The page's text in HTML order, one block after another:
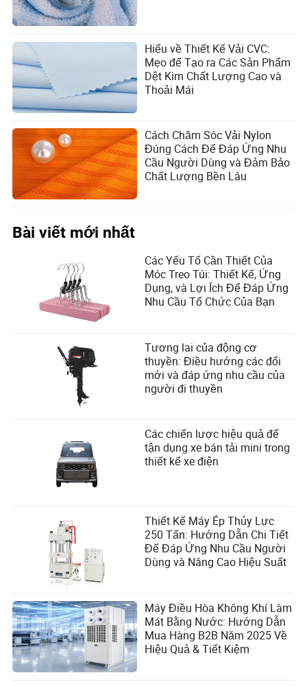
Hiểu về Thiết Kế Vải CVC:
Mẹo để Tạo ra Các Sản Phẩm
Dệt Kim Chất Lượng Cao và
Thoải Mái
Cách Chăm Sóc Vải Nylon
Đúng Cách Để Đáp Ứng Nhu
Cầu Người Dùng và Đảm Bảo
Chất Lượng Bền Lâu
Bài viết mới nhất
Các Yếu Tố Cần Thiết Của
Móc Treo Túi: Thiết Kế, Ứng
Dụng, và Lợi Ích Để Đáp Ứng
Nhu Cầu Tổ Chức Của Bạn
Tương lai của động cơ
thuyền: Điều hướng các đổi
mới và đáp ứng nhu cầu của
người đi thuyền
Các chiến lược hiệu quả để
tận dụng xe bán tải mini trong
thiết kế xe điện
Thiết Kế Máy Ép Thủy Lực
250 Tấn: Hướng Dẫn Chi Tiết
Để Đáp Ứng Nhu Cầu Người
Dùng và Nâng Cao Hiệu Suất
Máy Điều Hòa Không Khí Làm
Mát Bằng Nước: Hướng Dẫn
Mua Hàng B2B Năm 2025 Về
Hiệu Quả & Tiết Kiệm